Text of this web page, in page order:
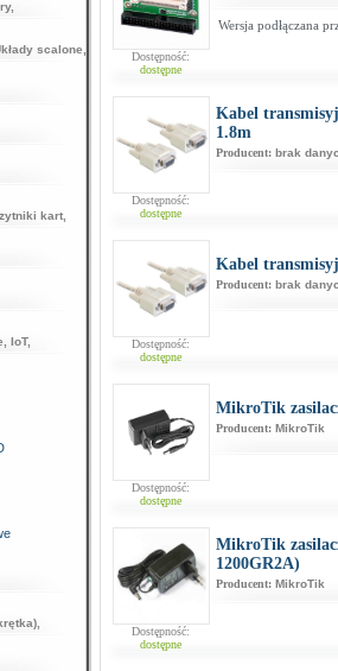
,
scalone
kart
IoT,
Dostępność:
dostępne
Wersja podłączana
Dostępność:
dostępne
Kabel
1.8m
Producent: brak
Dostępność:
dostępne
Kabel
Producent: brak
Dostępność:
dostępne
MikroTik
Producent: MikroTik
Dostępność:
dostępne
MikroTik
1200GR2A)
Producent: MikroTik